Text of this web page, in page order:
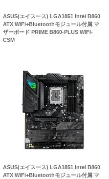
ASUS(エイスース) LGA1851 Intel B860
ATX WiFi+Bluetoothモジュール付属 マ
ザーボード PRIME B860-PLUS WIFI-
CSM
ASUS(エイスース) LGA1851 Intel B860
ATX WiFi+Bluetoothモジュール付属 マ